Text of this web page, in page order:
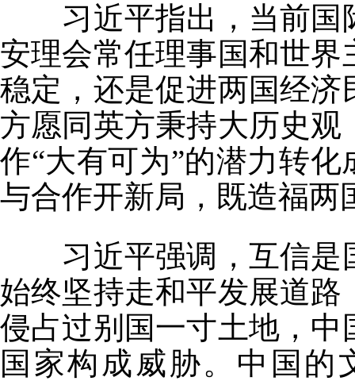
习近平指出，当前国
安理会常任理事国和世
稳定，还是促进两国经
方愿同英方秉持大历史
作“大有可为”的潜力转
与合作开新局，既造福两
习近平强调，互信是
始终坚持走和平发展道
侵占过别国一寸土地，
国家构成威胁。中国的